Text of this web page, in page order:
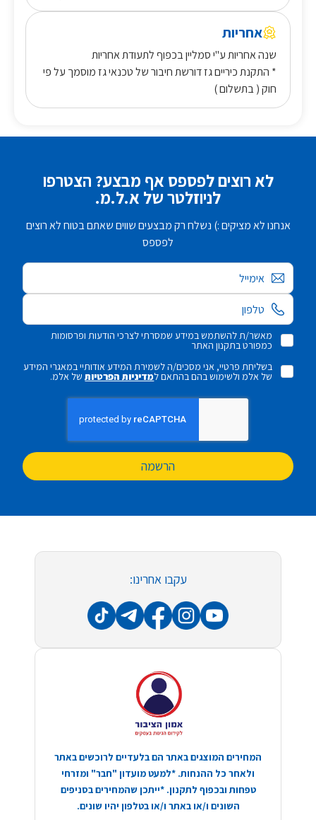
אחריות
שנה אחריות ע"י סמליין בכפוף לתעודת אחריות
* התקנת כיריים גז דורשת חיבור של טכנאי גז מוסמך על פי
חוק ( בתשלום )
לא רוצים לפספס אף מבצע? הצטרפו
לניוזלטר של א.ל.מ.
אנחנו לא מציקים :) נשלח רק מבצעים שווים שאתם בטוח לא רוצים
לפספס
אימייל
מאשר/ת להשתמש במידע שמסרתי לצרכי הודעות ופרסומות
כמפורט בתקנון האתר
בשליחת פרטיי, אני מסכים/ה לשמירת המידע אודותיי במאגרי המידע
של אלמ ולשימוש בהם בהתאם למדיניות הפרטיותשל אלמ.
הרשמה
עקבו אחרינו:
המחירים המוצגים באתר הם בלעדיים לרוכשים באתר
ולאחר כל ההנחות. *למעט מועדון "חבר" ומזרחי
טפחות ובכפוף לתקנון. *ייתכן שהמחירים בסניפים
השונים ו/או באתר ו/או בטלפון יהיו שונים.